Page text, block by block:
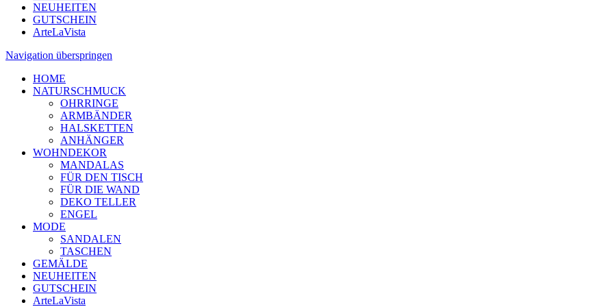
NEUHEITEN
GUTSCHEIN
ArteLaVista
Navigation überspringen
HOME
NATURSCHMUCK
OHRRINGE
ARMBÄNDER
HALSKETTEN
ANHÄNGER
WOHNDEKOR
MANDALAS
FÜR DEN TISCH
FÜR DIE WAND
DEKO TELLER
ENGEL
MODE
SANDALEN
TASCHEN
GEMÄLDE
NEUHEITEN
GUTSCHEIN
ArteLaVista